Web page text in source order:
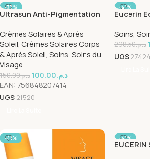
-33%
SOLD OUT
Ultrasun Anti-Pigmentation
Crèmes Solaires & Après
Soleil, Crèmes Solaires Corps
& Après Soleil, Soins, Soins du
Visage
د.م.150.00 د.م.100.00
EAN: 756848207414
UGS 21520
-41%
SOLD
Eucerin
Soins,
د.م.298.50
UGS 27424
-41% -41%
EUCERIN